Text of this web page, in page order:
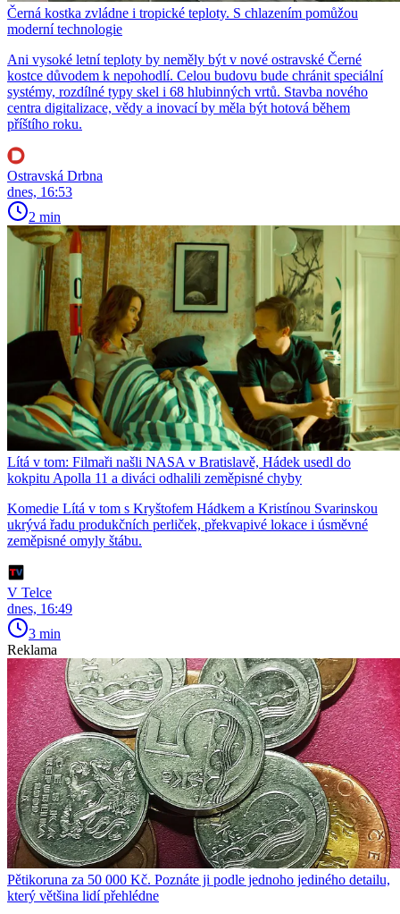
Černá kostka zvládne i tropické teploty. S chlazením pomůžou
moderní technologie
Ani vysoké letní teploty by neměly být v nové ostravské Černé
kostce důvodem k nepohodlí. Celou budovu bude chránit speciální
systémy, rozdílné typy skel i 68 hlubinných vrtů. Stavba nového
centra digitalizace, vědy a inovací by měla být hotová během
příštího roku.
Ostravská Drbna
dnes, 16:53
2 min
Lítá v tom: Filmaři našli NASA v Bratislavě, Hádek usedl do
kokpitu Apolla 11 a diváci odhalili zeměpisné chyby
Komedie Lítá v tom s Kryštofem Hádkem a Kristínou Svarinskou
ukrývá řadu produkčních perliček, překvapivé lokace i úsměvné
zeměpisné omyly štábu.
V Telce
dnes, 16:49
3 min
Reklama
Pětikoruna za 50 000 Kč. Poznáte ji podle jednoho jediného detailu,
který většina lidí přehlédne